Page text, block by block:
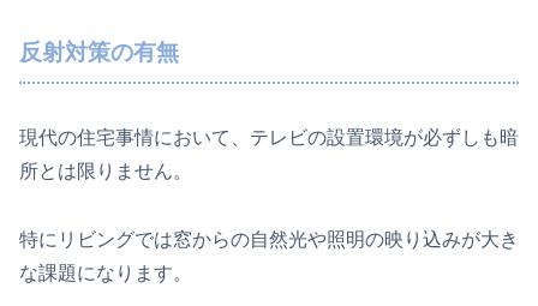
反射対策の有無
現代の住宅事情において、テレビの設置環境が必ずしも暗
所とは限りません。
特にリビングでは窓からの自然光や照明の映り込みが大き
な課題になります。